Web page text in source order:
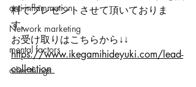
anti-inflammation
Network marketing
mental factors
other things
料でプレゼントさせて頂いておりま
す。
お受け取りはこちらから↓↓
https://www.ikegamihideyuki.com/lead-
collection